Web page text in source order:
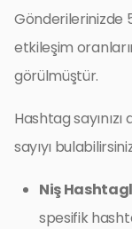
Gönderilerinizde
etkileşim
görülmüştür.
Hashtag
sayıyı
Niş
spesifik